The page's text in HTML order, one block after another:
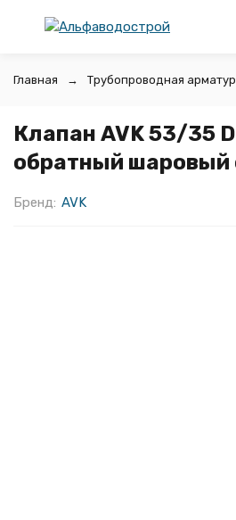
Главная Трубопроводная
Клапан AVK 53/35
обратный
Бренд: AVK